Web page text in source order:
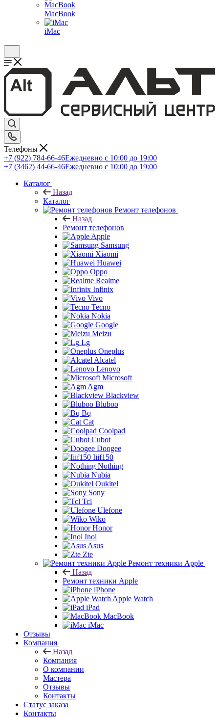
MacBook
iMac
Телефоны
+7 (922) 784-66-46Ежедневно с 10:00 до 19:00
+7 (3462) 44-66-46Ежедневно с 10:00 до 19:00
Каталог
Назад
Каталог
Ремонт телефонов
Назад
Ремонт телефонов
Apple
Samsung
Xiaomi
Huawei
Oppo
Realme
Infinix
Vivo
Tecno
Nokia
Google
Meizu
Lg
Oneplus
Alcatel
Lenovo
Microsoft
Agm
Blackview
Bluboo
Bq
Cat
Coolpad
Cubot
Doogee
Iiif150
Nothing
Nubia
Oukitel
Sony
Tcl
Ulefone
Wiko
Honor
Inoi
Asus
Zte
Ремонт техники Apple
Назад
Ремонт техники Apple
iPhone
Apple Watch
iPad
MacBook
iMac
Отзывы
Компания
Назад
Компания
О компании
Мастера
Отзывы
Контакты
Статус заказа
Контакты